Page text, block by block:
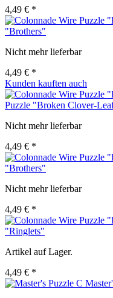
4,49 € *
"Brothers"
Nicht mehr lieferbar
4,49 € *
Kunden kauften auch
Puzzle "Broken Clover-
Nicht mehr lieferbar
4,49 € *
"Brothers"
Nicht mehr lieferbar
4,49 € *
"Ringlets"
Artikel auf Lager.
4,49 € *